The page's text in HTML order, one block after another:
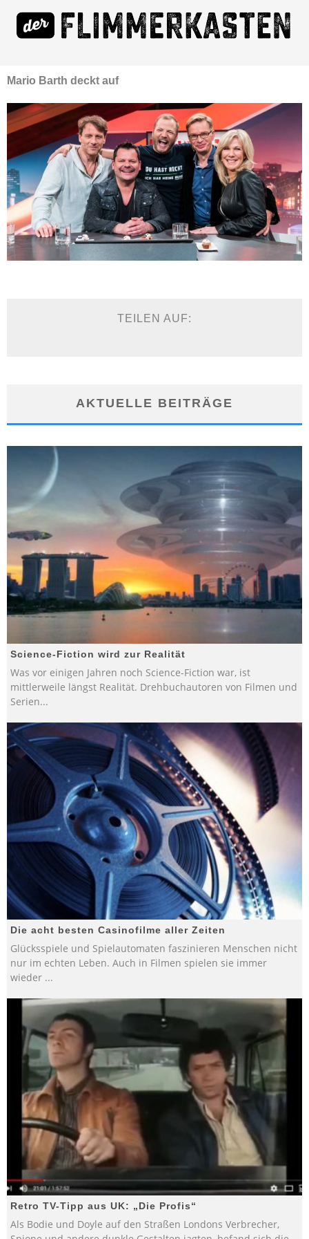
Mario Barth deckt auf
TEILEN AUF:
AKTUELLE BEITRÄGE
Science-Fiction wird zur Realität
Was vor einigen Jahren noch Science-Fiction war, ist
mittlerweile längst Realität. Drehbuchautoren von Filmen und
Serien...
Die acht besten Casinofilme aller Zeiten
Glücksspiele und Spielautomaten faszinieren Menschen nicht
nur im echten Leben. Auch in Filmen spielen sie immer
wieder ...
Retro TV-Tipp aus UK: „Die Profis“
Als Bodie und Doyle auf den Straßen Londons Verbrecher,